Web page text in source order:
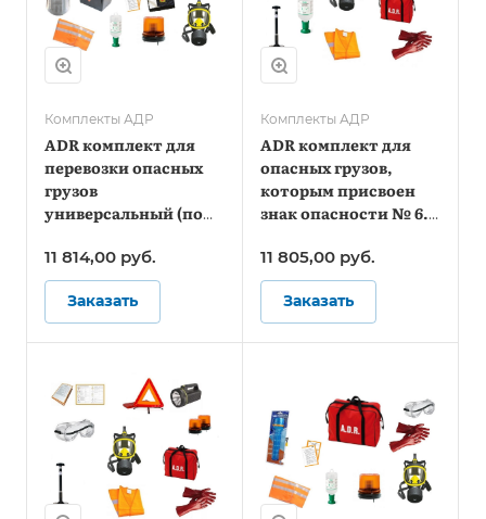
Комплекты АДР
ADR комплект для
перевозки опасных
грузов
универсальный (по
11 814,00 руб.
Заказать
Комплекты АДР
ADR комплект для
опасных грузов,
которым присвоен
знак опасности № 6.1
018/2011)
11 805,00 руб.
Заказать